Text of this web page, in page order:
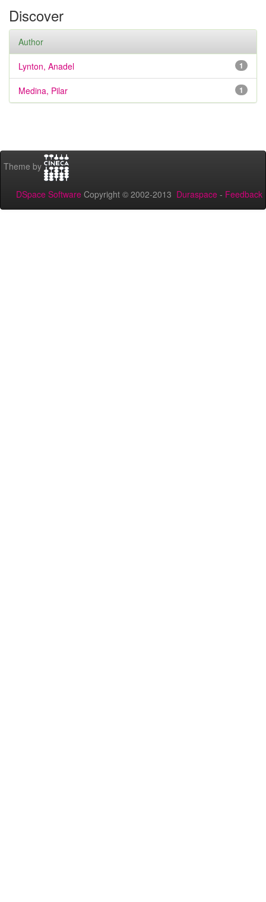
Discover
Author
1
Lynton, Anadel
1
Medina, Pilar
Theme by
DSpace Software Copyright © 2002-2013 Duraspace - Feedback